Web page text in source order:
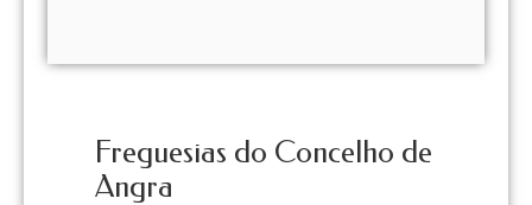
Freguesias do Concelho de
Angra